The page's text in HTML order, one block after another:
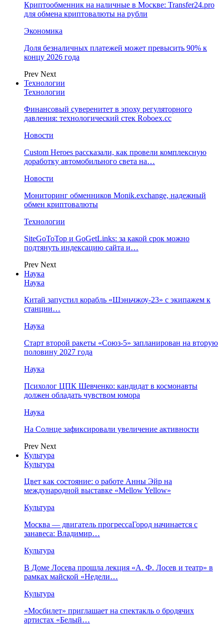
Криптообменник на наличные в Москве: Transfer24.pro
для обмена криптовалюты на рубли
Экономика
Доля безналичных платежей может превысить 90% к
концу 2026 года
Prev Next
Технологии
Технологии
Финансовый суверенитет в эпоху регуляторного
давления: технологический стек Roboex.cc
Новости
Custom Heroes рассказали, как провели комплексную
доработку автомобильного света на…
Новости
Мониторинг обменников Monik.exchange, надежный
обмен криптовалюты
Технологии
SiteGoToTop и GoGetLinks: за какой срок можно
подтянуть индексацию сайта и…
Prev Next
Наука
Наука
Китай запустил корабль «Шэньчжоу-23» с экипажем к
станции…
Наука
Старт второй ракеты «Союз-5» запланирован на вторую
половину 2027 года
Наука
Психолог ЦПК Шевченко: кандидат в космонавты
должен обладать чувством юмора
Наука
На Солнце зафиксировали увеличение активности
Prev Next
Культура
Культура
Цвет как состояние: о работе Анны Эйр на
международной выставке «Mellow Yellow»
Культура
Москва — двигатель прогрессаГород начинается с
занавеса: Владимир…
Культура
В Доме Лосева прошла лекция «А. Ф. Лосев и театр» в
рамках майской «Недели…
Культура
«Мосбилет» приглашает на спектакль о бродячих
артистах «Белый…